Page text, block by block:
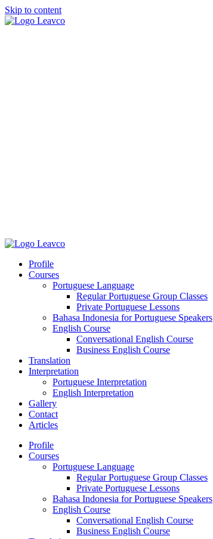
Skip to content
Profile
Courses
Portuguese Language
Regular Portuguese Group Classes
Private Portuguese Lessons
Bahasa Indonesia for Portuguese Speakers
English Course
Conversational English Course
Business English Course
Translation
Interpretation
Portuguese Interpretation
English Interpretation
Gallery
Contact
Articles
Profile
Courses
Portuguese Language
Regular Portuguese Group Classes
Private Portuguese Lessons
Bahasa Indonesia for Portuguese Speakers
English Course
Conversational English Course
Business English Course